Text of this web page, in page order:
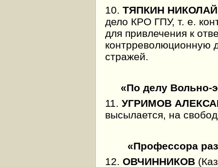
10. ТЯПКИН
дело КРО ГПУ, т. е.
для привлечения к
контрреволюционную
стражей.
«По делу Вольно-
11. УГРИМОВ
высылается, на
«Профессора
12. ОВЧИННИКОВ